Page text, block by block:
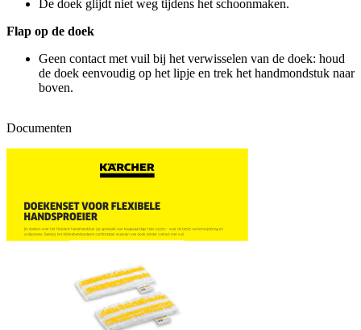
De doek glijdt niet weg tijdens het schoonmaken.
Flap op de doek
Geen contact met vuil bij het verwisselen van de doek: houd
de doek eenvoudig op het lipje en trek het handmondstuk naar
boven.
Documenten